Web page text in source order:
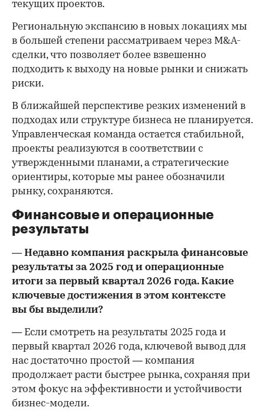
текущих проектов.
Региональную экспансию в новых локациях мы
в большей степени рассматриваем через M&A-
сделки, что позволяет более взвешенно
подходить к выходу на новые рынки и снижать
риски.
В ближайшей перспективе резких изменений в
подходах или структуре бизнеса не планируется.
Управленческая команда остается стабильной,
проекты реализуются в соответствии с
утвержденными планами, а стратегические
ориентиры, которые мы ранее обозначили
рынку, сохраняются.
Финансовые и операционные
результаты
— Недавно компания раскрыла финансовые
результаты за 2025 год и операционные
итоги за первый квартал 2026 года. Какие
ключевые достижения в этом контексте
вы бы выделили?
— Если смотреть на результаты 2025 года и
первый квартал 2026 года, ключевой вывод для
нас достаточно простой — компания
продолжает расти быстрее рынка, сохраняя при
этом фокус на эффективности и устойчивости
бизнес-модели.